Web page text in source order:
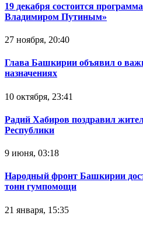
19 декабря состоится
Владимиром Путиным»
27 ноября, 20:40
Глава Башкирии объявил о
назначениях
10 октября, 23:41
Радий Хабиров поздравил
Республики
9 июня, 03:18
Народный фронт Башкирии
тонн гумпомощи
21 января, 15:35